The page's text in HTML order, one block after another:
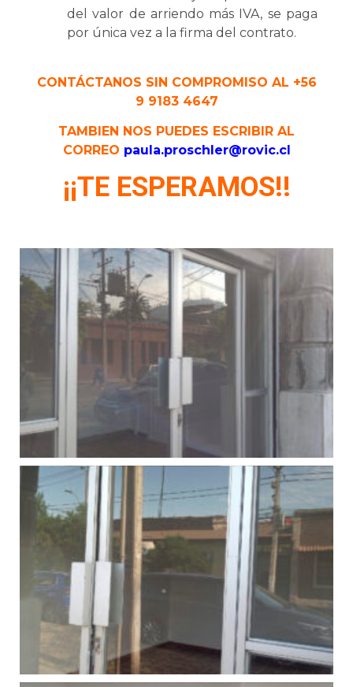
del valor de arriendo más IVA, se paga
por única vez a la firma del contrato.
CONTÁCTANOS SIN COMPROMISO AL +56
9 9183 4647
TAMBIEN NOS PUEDES ESCRIBIR AL
CORREO paula.proschler@rovic.cl
¡¡TE ESPERAMOS!!